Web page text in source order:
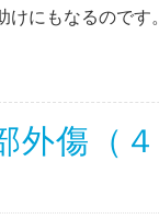
けにもなるの
外傷（